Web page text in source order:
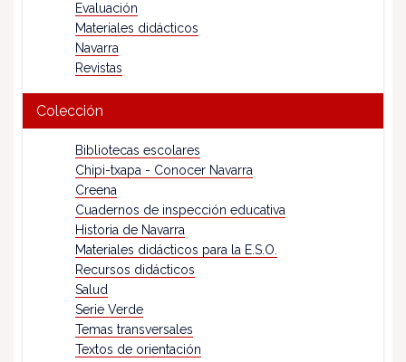
Evaluación
Materiales didácticos
Navarra
Revistas
Colección
Bibliotecas escolares
Chipi-txapa - Conocer Navarra
Creena
Cuadernos de inspección educativa
Historia de Navarra
Materiales didácticos para la E.S.O.
Recursos didácticos
Salud
Serie Verde
Temas transversales
Textos de orientación